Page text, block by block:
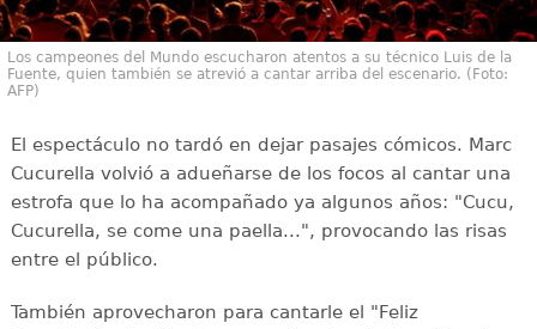
Los campeones del Mundo escucharon atentos a su técnico Luis de la
Fuente, quien también se atrevió a cantar arriba del escenario. (Foto:
AFP)
El espectáculo no tardó en dejar pasajes cómicos. Marc
Cucurella volvió a adueñarse de los focos al cantar una
estrofa que lo ha acompañado ya algunos años: "Cucu,
Cucurella, se come una paella...", provocando las risas
entre el público.
También aprovecharon para cantarle el "Feliz